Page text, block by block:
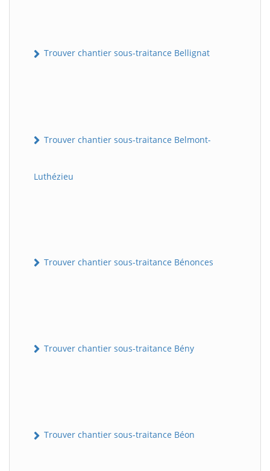
Trouver chantier sous-traitance Bellignat
Trouver chantier sous-traitance Belmont-
Luthézieu
Trouver chantier sous-traitance Bénonces
Trouver chantier sous-traitance Bény
Trouver chantier sous-traitance Béon